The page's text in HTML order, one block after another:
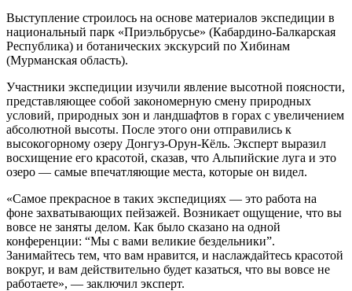
Выступление строилось на основе материалов экспедиции в
национальный парк «Приэльбрусье» (Кабардино-Балкарская
Республика) и ботанических экскурсий по Хибинам
(Мурманская область).
Участники экспедиции изучили явление высотной поясности,
представляющее собой закономерную смену природных
условий, природных зон и ландшафтов в горах с увеличением
абсолютной высоты. После этого они отправились к
высокогорному озеру Донгуз-Орун-Кёль. Эксперт выразил
восхищение его красотой, сказав, что Альпийские луга и это
озеро — самые впечатляющие места, которые он видел.
«Самое прекрасное в таких экспедициях — это работа на
фоне захватывающих пейзажей. Возникает ощущение, что вы
вовсе не заняты делом. Как было сказано на одной
конференции: “Мы с вами великие бездельники”.
Занимайтесь тем, что вам нравится, и наслаждайтесь красотой
вокруг, и вам действительно будет казаться, что вы вовсе не
работаете», — заключил эксперт.